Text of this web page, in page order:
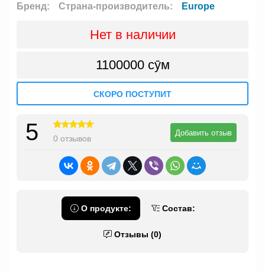
Бренд: Страна-производитель: Europe
Нет в наличии
1100000 сӯм
СКОРО ПОСТУПИТ
5 0 отзывов
Добавить отзыв
О продукте: Состав:
Отзывы (0)